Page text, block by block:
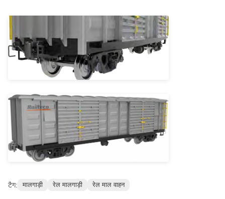
टैग: मालगाड़ी रेल मालगाड़ी रेल माल वाहन